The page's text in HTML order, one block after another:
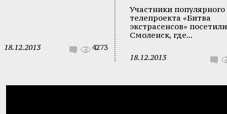
18.12.2013 4273
Участники популярного
телепроекта «Битва
экстрасенсов» посетили
Смоленск, где...
18.12.2013